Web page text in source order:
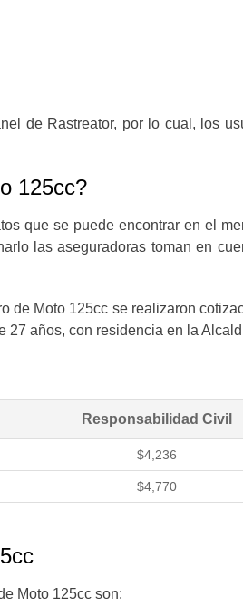
de Rastreator, por lo cual, los
125cc?
que se puede encontrar en el
las aseguradoras toman en
de Moto 125cc se realizaron
27 años, con residencia en la
Responsabilidad Civil
$4,236
$4,770
Moto 125cc son: